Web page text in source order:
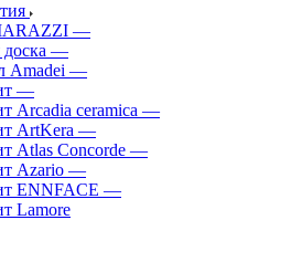
—
—
Amadei —
—
Arcadia ceramica —
ArtKera —
Atlas Concorde —
Azario —
ENNFACE —
Lamore